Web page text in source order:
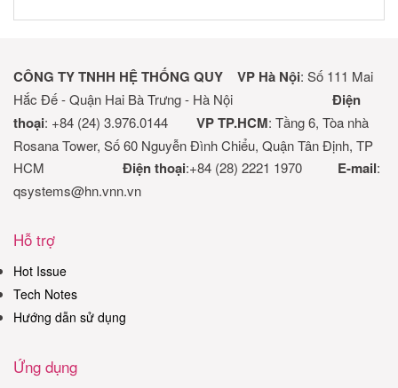
CÔNG TY TNHH HỆ THỐNG QUY VP Hà Nội: Số 111 Mai
Hắc Đế - Quận Hai Bà Trưng - Hà Nội Điện
thoại: +84 (24) 3.976.0144 VP TP.HCM: Tầng 6, Tòa nhà
Rosana Tower, Số 60 Nguyễn Đình Chiểu, Quận Tân Định, TP
HCM Điện thoại:+84 (28) 2221 1970 E-mail:
qsystems@hn.vnn.vn
Hỗ trợ
Hot Issue
Tech Notes
Hướng dẫn sử dụng
Ứng dụng